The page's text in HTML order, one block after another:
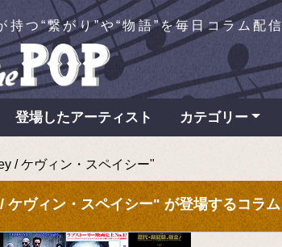
持つ“繋がり”や“物語”を毎日コラム配信
登場したアーティスト カテゴリー
/ ケヴィン・スペイシー"
ヴィン・スペイシー" が登場するコラム